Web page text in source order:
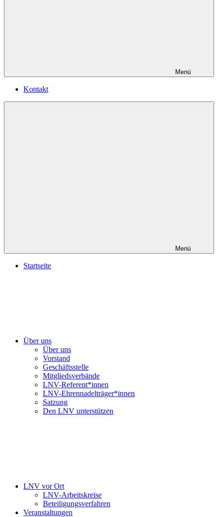
Menü
Kontakt
Menü
Startseite
Über uns
Über uns
Vorstand
Geschäftsstelle
Mitgliedsverbände
LNV-Referent*innen
LNV-Ehrennadelträger*innen
Satzung
Den LNV unterstützen
LNV vor Ort
LNV-Arbeitskreise
Beteiligungsverfahren
Veranstaltungen